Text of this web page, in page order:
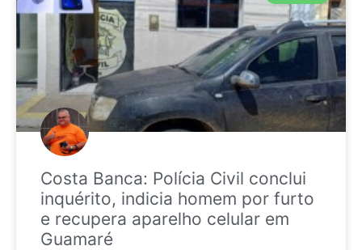
Costa Banca: Polícia Civil conclui
inquérito, indicia homem por furto
e recupera aparelho celular em
Guamaré